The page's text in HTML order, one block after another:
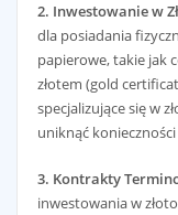
2. Inwestowanie w
dla posiadania
papierowe, takie jak
złotem (gold
specjalizujące się w
uniknąć
3. Kontrakty
inwestowania w